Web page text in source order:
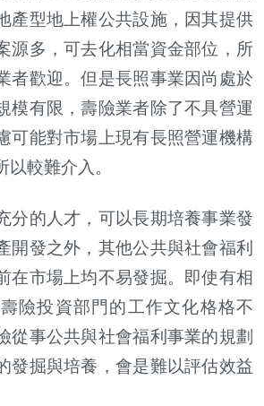
產型地上權公共設施，因其提供
源多，可去化相當資金部位，所
者歡迎。但是長照事業因尚處於
模有限，壽險業者除了不具營運
可能對市場上現有長照營運機構
以較難介入。
分的人才，可以長期培養事業發
開發之外，其他公共與社會福利
在市場上均不易發掘。即使有相
險投資部門的工作文化格格不
從事公共與社會福利事業的規劃
發掘與培養，會是難以評估效益